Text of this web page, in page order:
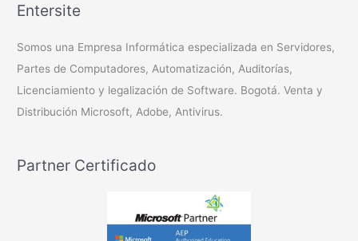
Entersite
Somos una Empresa Informática especializada en Servidores,
Partes de Computadores, Automatización, Auditorías,
Licenciamiento y legalización de Software. Bogotá. Venta y
Distribución Microsoft, Adobe, Antivirus.
Partner Certificado